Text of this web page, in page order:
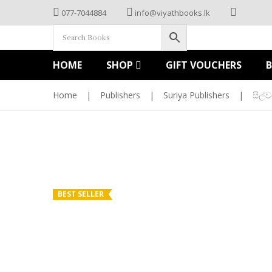
077-7044884 info@viyathbooks.lk
HOME SHOP GIFT VOUCHERS
Home | Publishers | Suriya Publishers |
BEST SELLER